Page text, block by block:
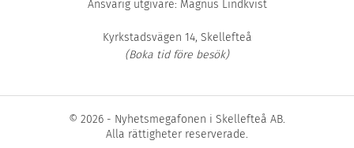
Ansvarig utgivare: Magnus Lindkvist
Kyrkstadsvägen 14, Skellefteå
(Boka tid före besök)
© 2026 - Nyhetsmegafonen i Skellefteå AB.
Alla rättigheter reserverade.